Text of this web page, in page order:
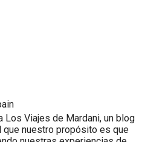
Los Viajes de Mardani, un blog
que nuestro propósito es que